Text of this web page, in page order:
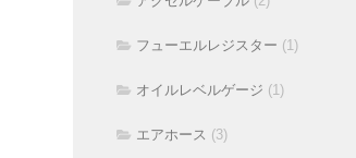
フューエルレジスター (1)
オイルレベルゲージ (1)
エアホース (3)